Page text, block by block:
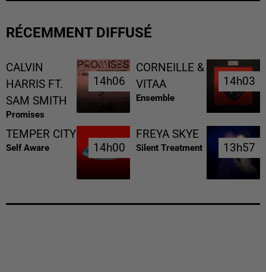
RÉCEMMENT DIFFUSÉ
CALVIN
HARRIS FT.
SAM SMITH
Promises
14h06
14h06
CORNEILLE &
VITAA
Ensemble
14h03
14h03
TEMPER CITY
Self Aware 14h00
14h00
FREYA SKYE
Silent Treatment 13h57
13h57